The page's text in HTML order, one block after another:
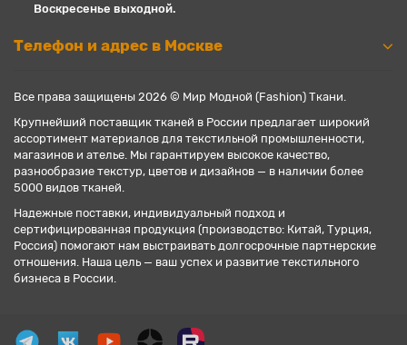
Воскресенье выходной.
Телефон и адрес в Москве
Все права защищены 2026 © Мир Модной (Fashion) Ткани.
Крупнейший поставщик тканей в России предлагает широкий
ассортимент материалов для текстильной промышленности,
магазинов и ателье. Мы гарантируем высокое качество,
разнообразие текстур, цветов и дизайнов — в наличии более
5000 видов тканей.
Надежные поставки, индивидуальный подход и
сертифицированная продукция (производство: Китай, Турция,
Россия) помогают нам выстраивать долгосрочные партнерские
отношения. Наша цель — ваш успех и развитие текстильного
бизнеса в России.